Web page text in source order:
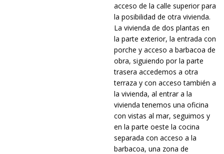
acceso de la calle superior para
la posibilidad de otra vivienda.
La vivienda de dos plantas en
la parte exterior, la entrada con
porche y acceso a barbacoa de
obra, siguiendo por la parte
trasera accedemos a otra
terraza y con acceso también a
la vivienda, al entrar a la
vivienda tenemos una oficina
con vistas al mar, seguimos y
en la parte oeste la cocina
separada con acceso a la
barbacoa, una zona de